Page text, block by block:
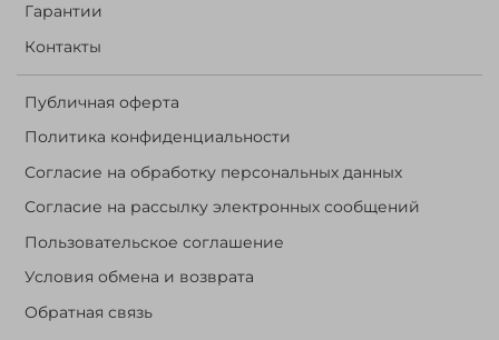
Гарантии
Контакты
Публичная оферта
Политика конфиденциальности
Согласие на обработку персональных данных
Согласие на рассылку электронных сообщений
Пользовательское соглашение
Условия обмена и возврата
Обратная связь